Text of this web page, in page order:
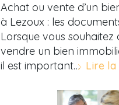
Achat ou vente d’un
à Lezoux : les
Lorsque vous souhaitez
vendre un bien
il est important… Lire la